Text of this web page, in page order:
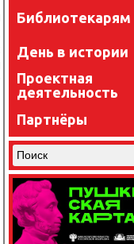
Библиотекарям
День в истории
Проектная
деятельность
Партнёры